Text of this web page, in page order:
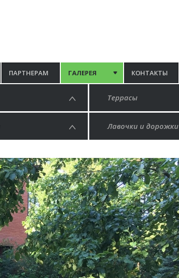
ПАРТНЕРАМ ГАЛЕРЕЯ КОНТАКТЫ
Террасы
Лавочки и дорожки